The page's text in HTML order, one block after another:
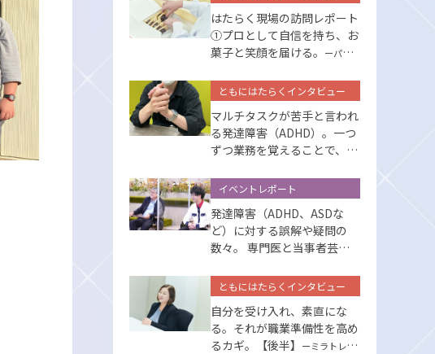
はたらく現場の訪問レポート
①プロとして⾃信を持ち、お
菓⼦と笑顔を届ける。
ーパーソ
ともにはたらくインタビュー
マルチタスクが苦手と言われ
る発達障害（ADHD）。一つ
ずつ業務を覚えることで、克
イベントレポート
発達障害（ADHD、ASDな
ど）に対する誤解や疑問の
数々。 専門医と当事者芸人
ともにはたらくインタビュー
自分を受け入れ、素直にな
る。それが職業準備性を高め
るカギ。【後半】
ーミラトレの